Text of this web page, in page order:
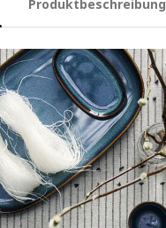
Produktbeschreibung